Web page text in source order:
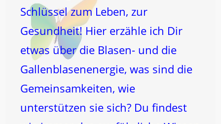
Schlüssel zum Leben, zur
Gesundheit! Hier erzähle ich Dir
etwas über die Blasen- und die
Gallenblasenenergie, was sind die
Gemeinsamkeiten, wie
unterstützen sie sich? Du findest